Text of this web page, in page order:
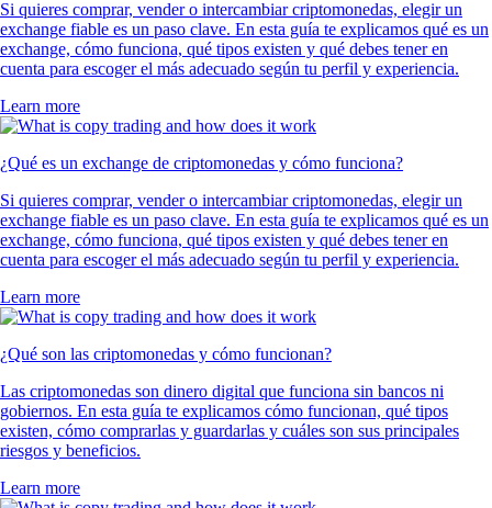
Si quieres comprar, vender o intercambiar criptomonedas, elegir un
exchange fiable es un paso clave. En esta guía te explicamos qué es un
exchange, cómo funciona, qué tipos existen y qué debes tener en
cuenta para escoger el más adecuado según tu perfil y experiencia.
Learn more
¿Qué es un exchange de criptomonedas y cómo funciona?
Si quieres comprar, vender o intercambiar criptomonedas, elegir un
exchange fiable es un paso clave. En esta guía te explicamos qué es un
exchange, cómo funciona, qué tipos existen y qué debes tener en
cuenta para escoger el más adecuado según tu perfil y experiencia.
Learn more
¿Qué son las criptomonedas y cómo funcionan?
Las criptomonedas son dinero digital que funciona sin bancos ni
gobiernos. En esta guía te explicamos cómo funcionan, qué tipos
existen, cómo comprarlas y guardarlas y cuáles son sus principales
riesgos y beneficios.
Learn more